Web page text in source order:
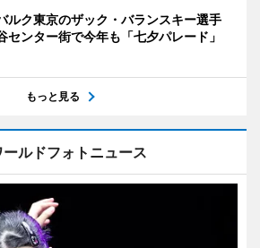
ルク東京のザック・バランスキー選手
センター街で今年も「七夕パレード」
もっと見る
ールドフォトニュース